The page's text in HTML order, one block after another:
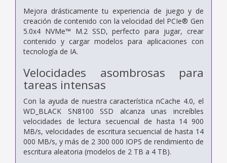
Mejora drásticamente tu experiencia de juego y de
creación de contenido con la velocidad del PCIe® Gen
5.0x4 NVMe™ M.2 SSD, perfecto para jugar, crear
contenido y cargar modelos para aplicaciones con
tecnología de IA.
Velocidades asombrosas para
tareas intensas
Con la ayuda de nuestra característica nCache 4.0, el
WD_BLACK SN8100 SSD alcanza unas increíbles
velocidades de lectura secuencial de hasta 14 900
MB/s, velocidades de escritura secuencial de hasta 14
000 MB/s, y más de 2 300 000 IOPS de rendimiento de
escritura aleatoria (modelos de 2 TB a 4 TB).